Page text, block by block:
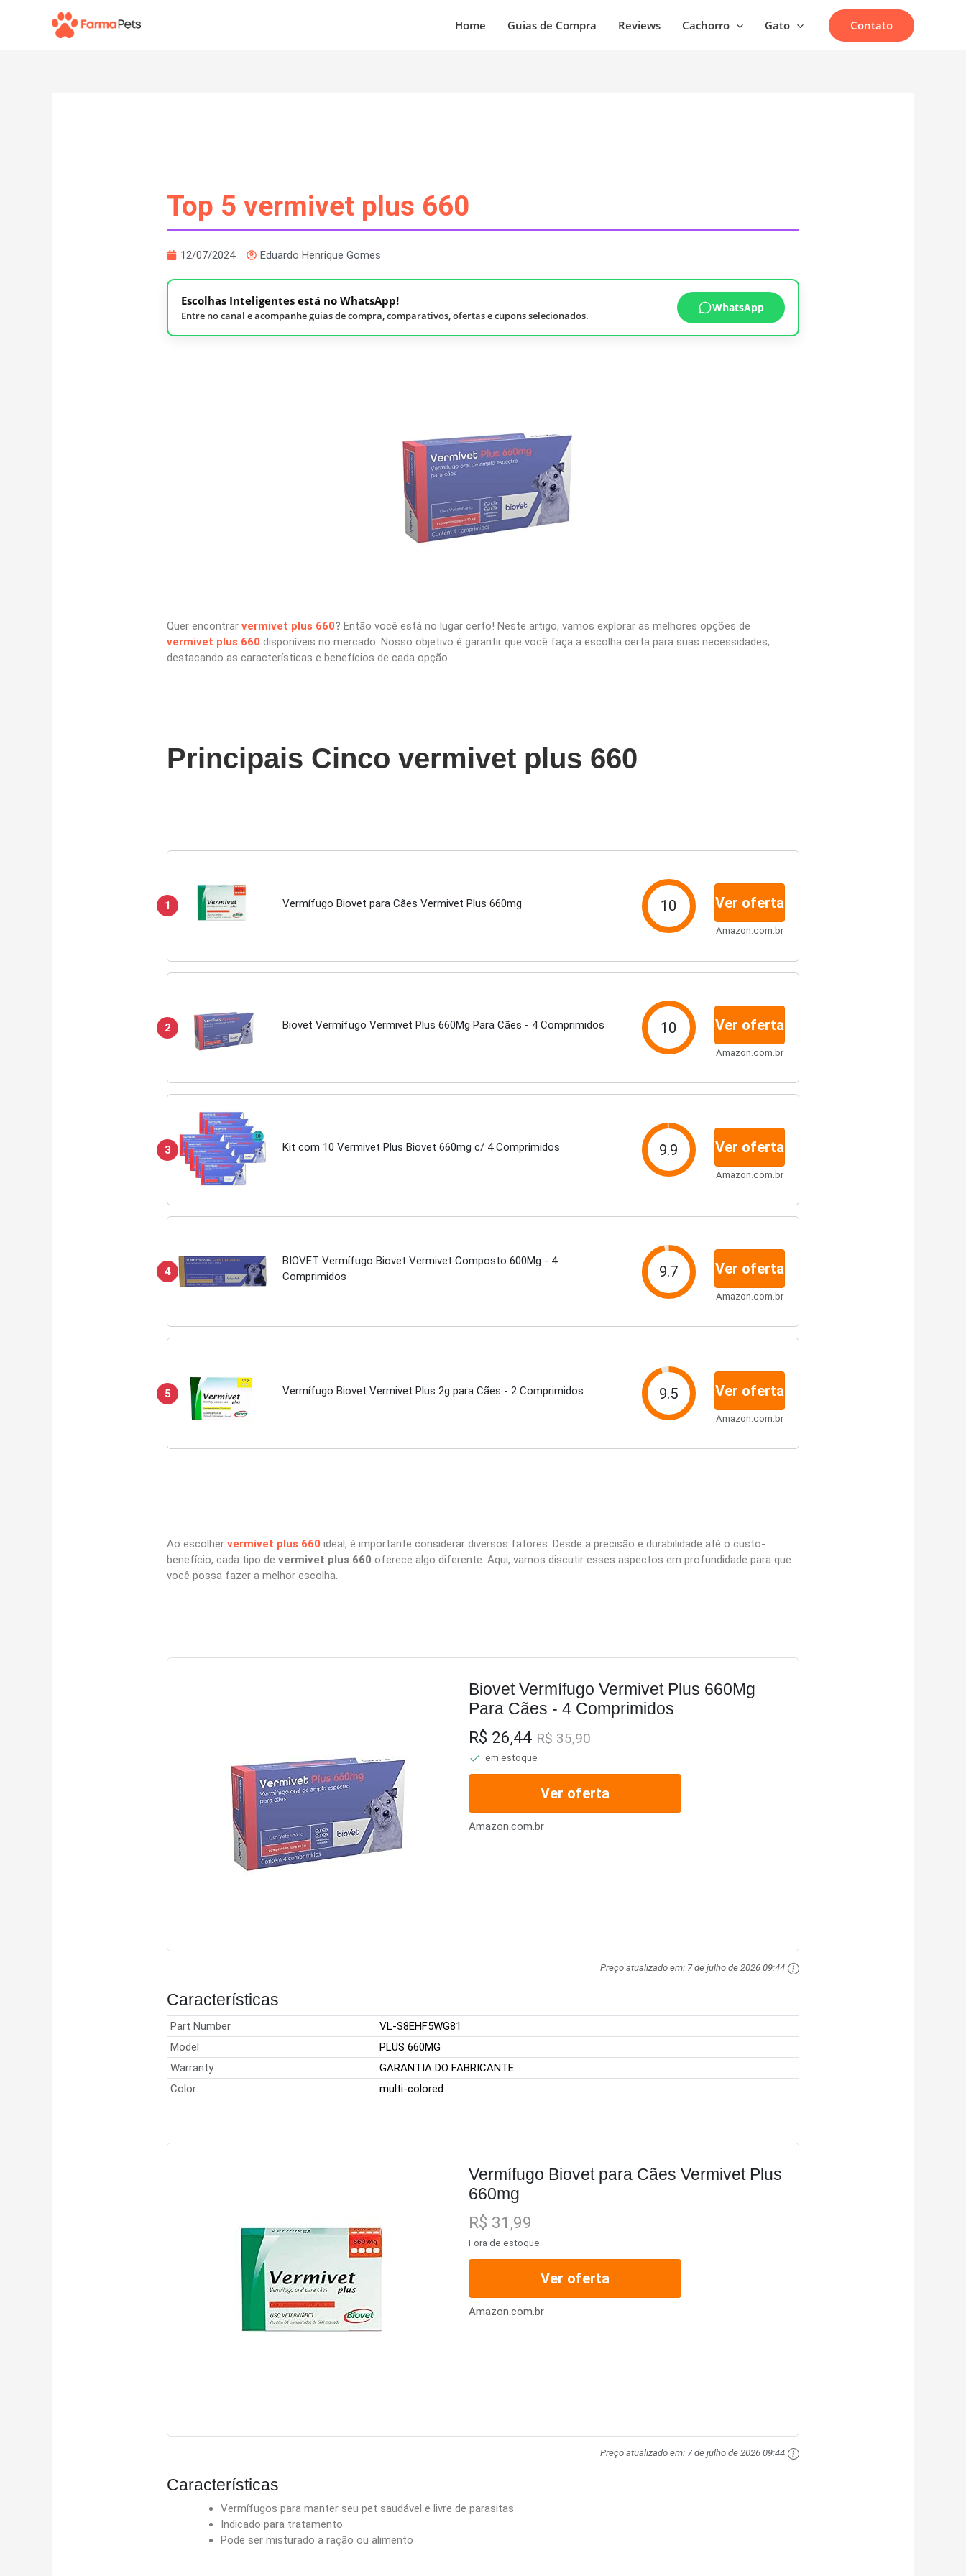
Home Guias de Compra Reviews Cachorro Gato Contato
Top 5 vermivet plus 660
12/07/2024 Eduardo Henrique Gomes
Escolhas Inteligentes está no WhatsApp!
Entre no canal e acompanhe guias de compra, comparativos, ofertas e cupons selecionados.
WhatsApp
Quer encontrarvermivet plus 660? Então você está no lugar certo! Neste artigo, vamos explorar as melhores opções de
vermivet plus 660 disponíveis no mercado. Nosso objetivo é garantir que você faça a escolha certa para suas necessidades,
destacando as características e benefícios de cada opção.
Principais Cinco vermivet plus 660
1 Vermífugo Biovet para Cães Vermivet Plus 660mg 10 Ver oferta
Amazon.com.br
2 Biovet Vermífugo Vermivet Plus 660Mg Para Cães - 4 Comprimidos 10 Ver oferta
Amazon.com.br
3 Kit com 10 Vermivet Plus Biovet 660mg c/ 4 Comprimidos 9.9 Ver oferta
Amazon.com.br
4
BIOVET Vermífugo Biovet Vermivet Composto 600Mg - 4
Comprimidos
9.7 Ver oferta
Amazon.com.br
5 Vermífugo Biovet Vermivet Plus 2g para Cães - 2 Comprimidos 9.5 Ver oferta
Amazon.com.br
Ao escolhervermivet plus 660 ideal, é importante considerar diversos fatores. Desde a precisão e durabilidade até o custo-
benefício, cada tipo devermivet plus 660 oferece algo diferente. Aqui, vamos discutir esses aspectos em profundidade para que
você possa fazer a melhor escolha.
Biovet Vermífugo Vermivet Plus 660Mg
Para Cães - 4 Comprimidos
R$ 26,44 R$ 35,90
em estoque
Ver oferta
Amazon.com.br
Preço atualizado em: 7 de julho de 2026 09:44
Características
Part Number
VL-S8EHF5WG81
Model
PLUS 660MG
Warranty
GARANTIA DO FABRICANTE
Color
multi-colored
Vermífugo Biovet para Cães Vermivet Plus
660mg
R$ 31,99
Fora de estoque
Ver oferta
Amazon.com.br
Preço atualizado em: 7 de julho de 2026 09:44
Características
Vermífugos para manter seu pet saudável e livre de parasitas
Indicado para tratamento
Pode ser misturado a ração ou alimento